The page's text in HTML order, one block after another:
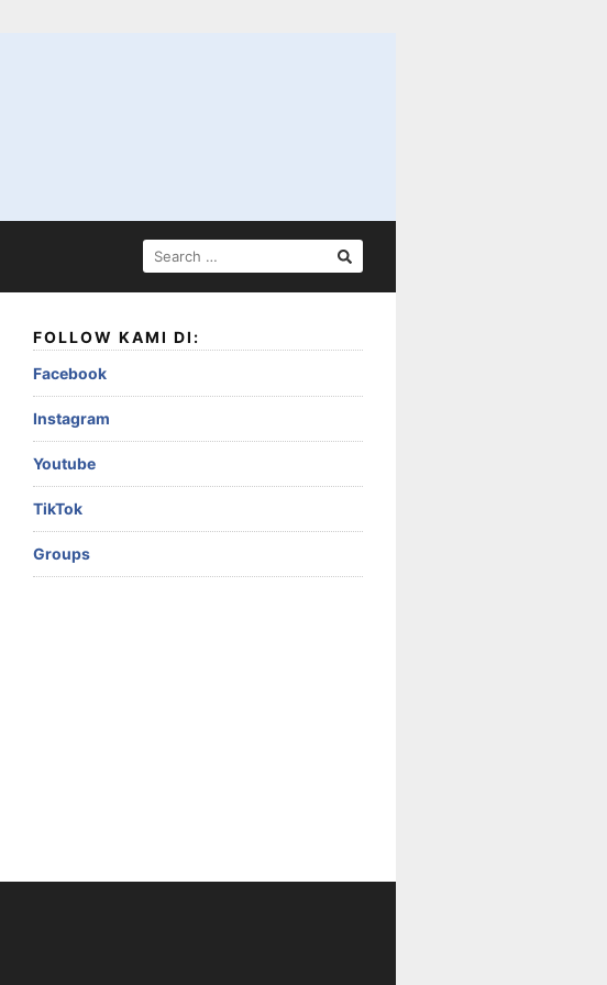
SEARCH
FOR:
FOLLOW KAMI DI:
Facebook
Instagram
Youtube
TikTok
Groups